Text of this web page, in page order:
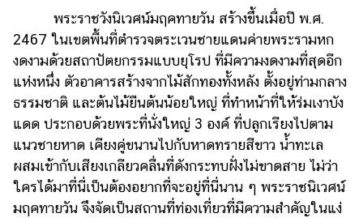
พระราชวังนิเวศน์มฤคทายวัน สร้างขึ้นเมื่อปี พ.ศ.
2467 ในเขตพื้นที่ตำรวจตระเวนชายแดนค่ายพระรามหก
งดงามด้วยสถาปัตยกรรมแบบยุโรป ที่มีความงดงามที่สุดอีก
แห่งหนึ่ง ตัวอาคารสร้างจากไม้สักทองทั้งหลัง ตั้งอยู่ท่ามกลาง
ธรรมชาติ และต้นไม้ยืนต้นน้อยใหญ่ ที่ทำหน้าที่ให้ร่มเงาบัง
แดด ประกอบด้วยพระที่นั่งใหญ่ 3 องค์ ที่ปลูกเรียงไปตาม
แนวชายหาด เคียงคู่ขนานไปกับหาดทรายสีขาว น้ำทะเล
ผสมเข้ากับเสียงเกลียวคลื่นที่ดังกระทบฝั่งไม่ขาดสาย ไม่ว่า
ใครได้มาที่นี่เป็นต้องอยากที่จะอยู่ที่นี่นาน ๆ พระราชนิเวศน์
มฤคทายวัน จึงจัดเป็นสถานที่ท่องเที่ยวที่มีความสำคัญในแง่